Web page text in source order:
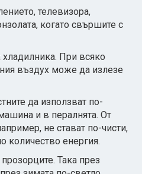
телевизора,
когато свършите с
хладилника. При всяко
въздух може да излезе
да използват по-
и в пералнята. От
не стават по-чисти,
количество енергия.
Така през